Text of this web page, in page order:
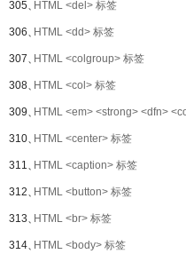
305、HTML <del> 标签
306、HTML <dd> 标签
307、HTML <colgroup> 标签
308、HTML <col> 标签
309、HTML <em> <strong> <dfn>
310、HTML <center> 标签
311、HTML <caption> 标签
312、HTML <button> 标签
313、HTML <br> 标签
314、HTML <body> 标签